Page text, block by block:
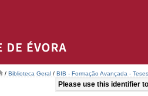
/ Biblioteca Geral / BIB - Formação Avançada -
Please use this identifier